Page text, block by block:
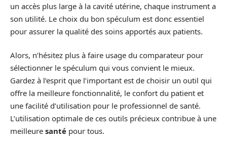
un accès plus large à la cavité utérine, chaque instrument a
son utilité. Le choix du bon spéculum est donc essentiel
pour assurer la qualité des soins apportés aux patients.
Alors, n’hésitez plus à faire usage du comparateur pour
sélectionner le spéculum qui vous convient le mieux.
Gardez à l’esprit que l’important est de choisir un outil qui
offre la meilleure fonctionnalité, le confort du patient et
une facilité d’utilisation pour le professionnel de santé.
L’utilisation optimale de ces outils précieux contribue à une
meilleure santé pour tous.